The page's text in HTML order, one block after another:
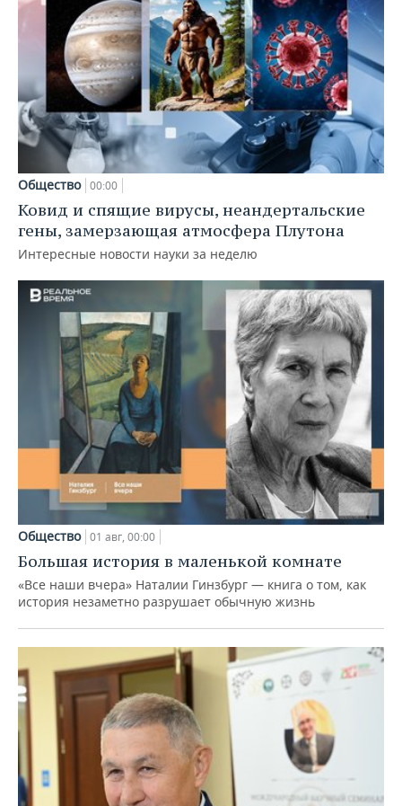
Общество 00:00
Ковид и спящие вирусы, неандертальские
гены, замерзающая атмосфера Плутона
Интересные новости науки за неделю
Общество 01 авг, 00:00
Большая история в маленькой комнате
«Все наши вчера» Наталии Гинзбург — книга о том, как
история незаметно разрушает обычную жизнь